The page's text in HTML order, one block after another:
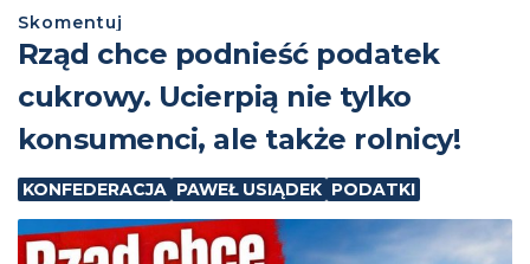
Skomentuj
⁨Rząd chce podnieść podatek
cukrowy. Ucierpią nie tylko
konsumenci, ale także rolnicy!
KONFEDERACJA PAWEŁ USIĄDEK PODATKI